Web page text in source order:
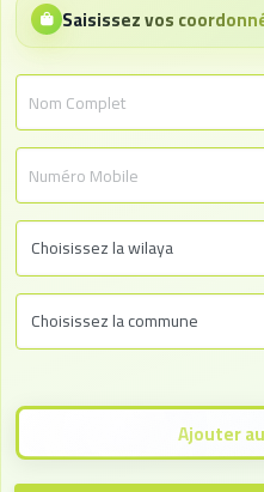
Saisissez vos